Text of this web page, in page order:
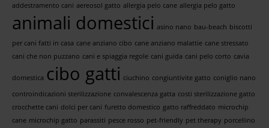
addestramento cani aereosol gatto allergia pelo cane allergia pelo gatto
animali domestici asino nano bau-beach biscotti
per cani fatti in casa cane anziano cibo cane anziano malattie cane stressato
cani che non puzzano cani e spiaggia regole cani guida cani pelo corto cavia
domestica cibo gatti ciuchino congiuntivite gatto coniglio nano
controindicazioni sterilizzazione convalescenza gatta costi sterilizzazione gatto
crocchette cani dolci per cani furetto domestico gatto raffreddato microchip
cane microchip gatto parassiti pesce rosso pet-friendly pet therapy porcellino